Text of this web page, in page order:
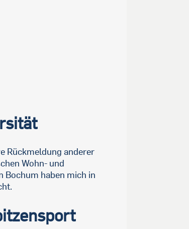
Rückmeldung anderer
Wohn- und
Bochum haben mich in